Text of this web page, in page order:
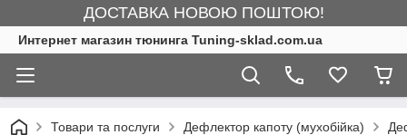
ДОСТАВКА НОВОЮ ПОШТОЮ!
Интернет магазин тюнинга Tuning-sklad.com.ua
Товари та послуги Дефлектор капоту (мухобійка)